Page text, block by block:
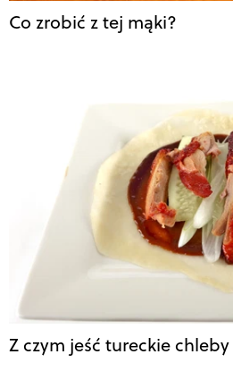
Co zrobić z tej mąki?
Z czym jeść tureckie